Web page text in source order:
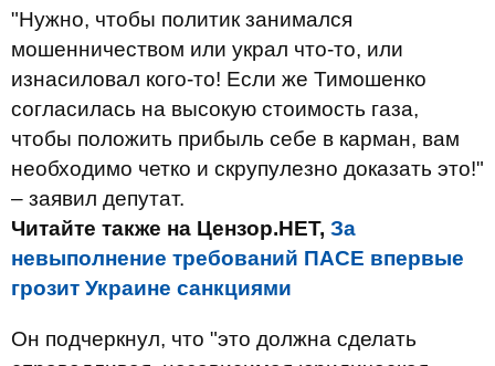
"Нужно, чтобы политик занимался
мошенничеством или украл что-то, или
изнасиловал кого-то! Если же Тимошенко
согласилась на высокую стоимость газа,
чтобы положить прибыль себе в карман, вам
необходимо четко и скрупулезно доказать это!"
– заявил депутат.
Читайте также на Цензор.НЕТ, За
невыполнение требований ПАСЕ впервые
грозит Украине санкциями
Он подчеркнул, что "это должна сделать